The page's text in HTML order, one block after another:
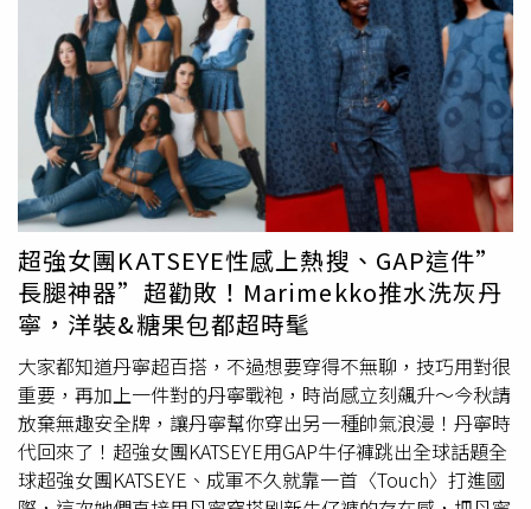
舉手投足都寫著從容氣場！（圖／品牌提供）UNIQLO : C
2025秋冬系列可不只是「凱特穿過」的加持而已，UNIQLO
創意總監Clare Waight Keller再次發揮「會穿的人都懂」的
設計功力，把都會正裝與休閒單品合體，一件搞定通勤、週
末、甚至出國旅行穿搭。（圖／品牌提供）這季UNIQLO :
C推出一系列既時尚又實穿的新品，不管你是風格女神還是
極簡男子，通通有得選～女裝有華夫格針織連帽背心、開襟
外套蓬鬆柔軟，冷氣房或早晚涼意剛剛好。不對稱荷葉邊寬
擺褲裙＋貼心內襯短褲設計，優雅中帶點靈活小叛逆。（圖
／品牌提供）男裝推薦針織圓領拉鍊外套、針織西裝外套，
從辦公室穿到下班約會，一秒切換不費力。直筒打褶牛仔
褲，有版有型還自帶都會紳士感，走在街上不被多看一眼都
難。（圖／品牌提供）超強女團KATSEYE用GAP牛仔褲跳出
全球話題全球超強女團KATSEYE、成軍不久就靠一首
〈Touch〉打進國際，這次她們直接用丹寧穿搭刷新牛仔褲
的存在感，把丹寧穿成「會跳舞的時尚宣言」！一條低腰牛
仔褲＋幾個Pose，不只是造型，是一場新世代的態度表
演。（圖／品牌提供）低腰褲性感不土氣，搭配小背心或短
超強女團KATSEYE性感上熱搜、GAP這件”
長腿神器”超勸敗！Marimekko推水洗灰丹
寧，洋裝&糖果包都超時髦
大家都知道丹寧超百搭，不過想要穿得不無聊，技巧用對很
重要，再加上一件對的丹寧戰袍，時尚感立刻飆升～今秋請
放棄無趣安全牌，讓丹寧幫你穿出另一種帥氣浪漫！丹寧時
代回來了！超強女團KATSEYE用GAP牛仔褲跳出全球話題全
球超強女團KATSEYE、成軍不久就靠一首〈Touch〉打進國